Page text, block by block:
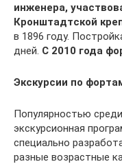
инженера,
Кронштадтской
в 1896 году.
дней. С 2010 года
Экскурсии по
Популярностью
экскурсионная
специально
разные возрастные